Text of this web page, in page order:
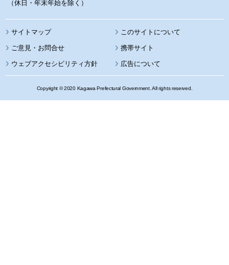
（休日・年末年始を除く）
サイトマップ このサイトについて
携帯サイト
ウェブアクセシビリティ方針 広告について
Copyright © 2020 Kagawa Prefectural Government. All rights reserved.